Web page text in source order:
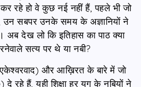
रहे हो वे कुछ नई नहीं हैं, पहले भी जो
उन सबपर उनके समय के अज्ञानियों ने
अब देख लो कि इतिहास का पाठ क्या
सत्य पर थे या नबी?
और आख़िरत के बारे में जो
दे रहे हैं, यही शिक्षा हर युग के नबियों ने